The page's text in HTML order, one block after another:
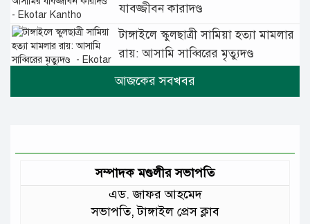
যাবজ্জীবন কারাদণ্ড
টাঙ্গাইলে স্কুলছাত্রী সামিয়া হত্যা মামলার
রায়: আসামি সাব্বিরের মৃত্যুদণ্ড
টানা বৃষ্টিতে টাঙ্গাইলে বিপর্যস্ত জনজীবন
এখন টাঙ্গাইলে
জেলার মানুষের উন্নত স্বাস্থ্যসেবায় সর্বোচ্চ
গুরুত্ব দিয়ে কাজ করছি: প্রতিমন্ত্রী টুকু
সম্পাদক মণ্ডলীর সভাপতি
এড. জাফর আহমেদ
সভাপতি, টাঙ্গাইল প্রেস ক্লাব